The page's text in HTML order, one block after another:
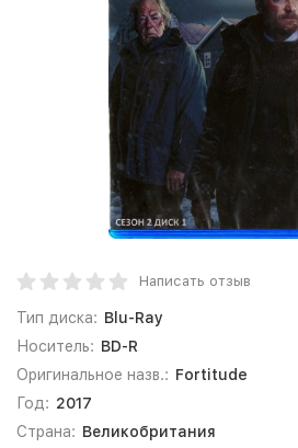
Написать отзыв
Тип диска: Blu-Ray
Носитель: BD-R
Оригинальное назв.: Fortitude
Год: 2017
Страна: Великобритания